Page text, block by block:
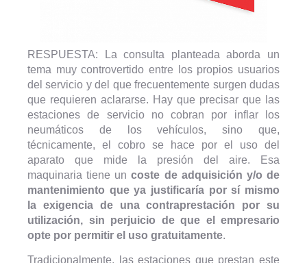
RESPUESTA: La consulta planteada aborda un
tema muy controvertido entre los propios usuarios
del servicio y del que frecuentemente surgen dudas
que requieren aclararse. Hay que precisar que las
estaciones de servicio no cobran por inflar los
neumáticos de los vehículos, sino que,
técnicamente, el cobro se hace por el uso del
aparato que mide la presión del aire. Esa
maquinaria tiene uncoste de adquisición y/o de
mantenimiento que ya justificaría por sí mismo
la exigencia de una contraprestación por su
utilización, sin perjuicio de que el empresario
opte por permitir el uso gratuitamente.
Tradicionalmente, las estaciones que prestan este